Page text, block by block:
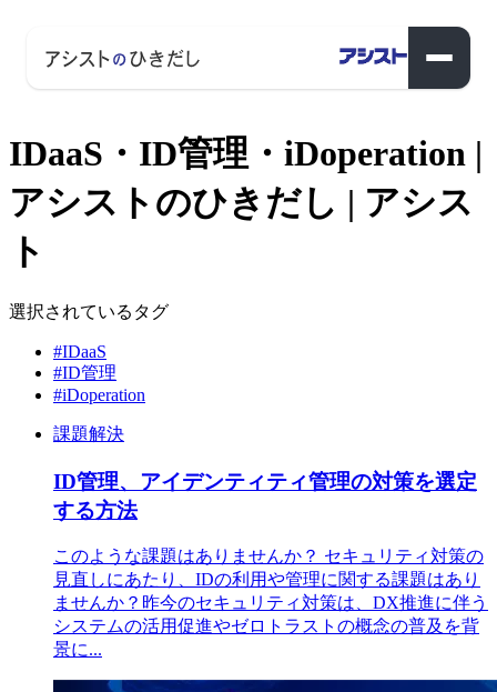
IDaaS・ID管理・iDoperation |
アシストのひきだし | アシス
ト
選択されているタグ
#IDaaS
#ID管理
#iDoperation
課題解決
ID管理、アイデンティティ管理の対策を選定
する方法
このような課題はありませんか？ セキュリティ対策の
見直しにあたり、IDの利用や管理に関する課題はあり
ませんか？昨今のセキュリティ対策は、DX推進に伴う
システムの活用促進やゼロトラストの概念の普及を背
景に...